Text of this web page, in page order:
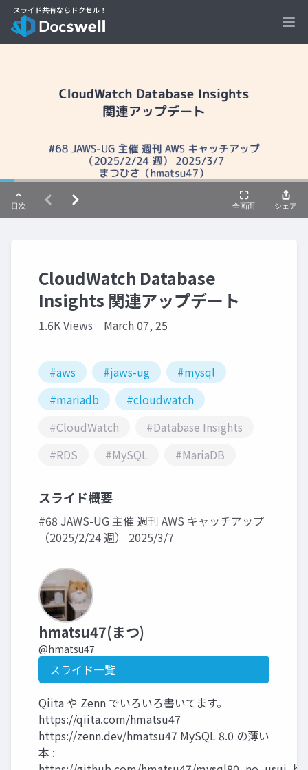
CloudWatch Database
Insights 関連アップデート
1.6K Views March 07, 25
#aws #jaws-ug
#mysql
#mariadb
#cloudwatch
#CloudWatch
#Database Insights
#RDS
#MySQL #MariaDB
スライド概要
#68 JAWS-UG 主催 週刊 AWS キャッチアップ
（2025/2/24 週） 2025/3/7
hmatsu47(まつ)
@hmatsu47
スライド一覧
Qiita や Zenn でいろいろ書いてます。
https://qiita.com/hmatsu47
https://zenn.dev/hmatsu47 MySQL 8.0 の薄い
本 :